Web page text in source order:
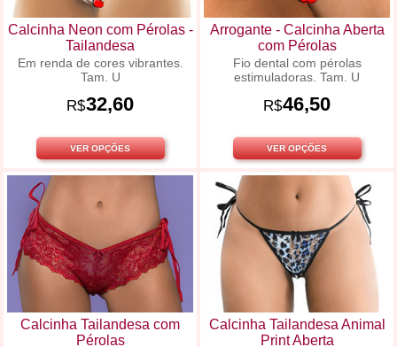
Calcinha Neon com Pérolas -
Tailandesa
Em renda de cores vibrantes.
Tam. U
R$32,60
VER OPÇÕES
Arrogante - Calcinha Aberta
com Pérolas
Fio dental com pérolas
estimuladoras. Tam. U
R$46,50
VER OPÇÕES
Calcinha Tailandesa com
Pérolas
Calcinha Tailandesa Animal
Print Aberta